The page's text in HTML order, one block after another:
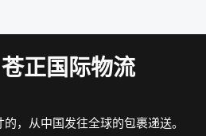
正国际物流
，从中国发往全球的包裹递送。